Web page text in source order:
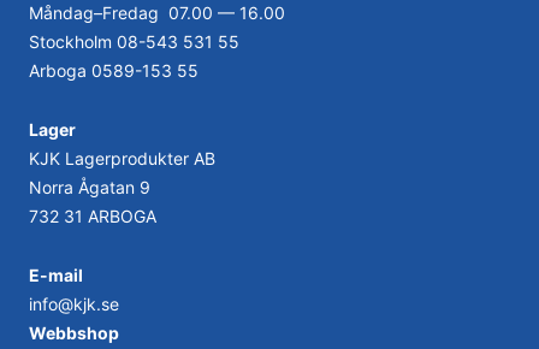
Måndag–Fredag 07.00 — 16.00
Stockholm 08-543 531 55
Arboga 0589-153 55
Lager
KJK Lagerprodukter AB
Norra Ågatan 9
732 31 ARBOGA
E-mail
info@kjk.se
Webbshop